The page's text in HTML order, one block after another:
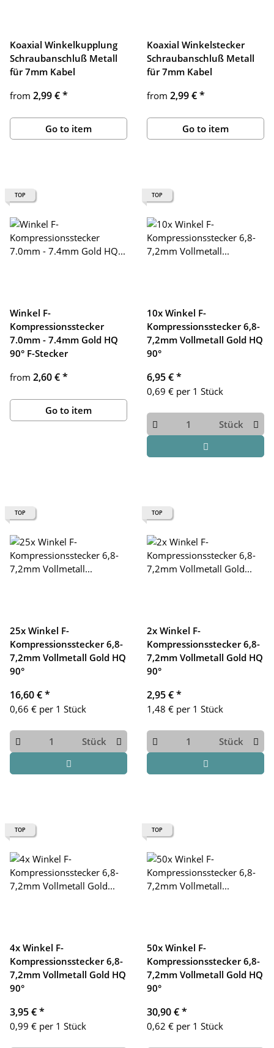
Koaxial Winkelkupplung
Schraubanschluß Metall
für 7mm Kabel
from 2,99 €*
Go to item
Koaxial Winkelstecker
Schraubanschluß Metall
für 7mm Kabel
from 2,99 €*
Go to item
TOP
Winkel F-
Kompressionsstecker
7.0mm - 7.4mm Gold HQ
90° F-Stecker
from 2,60 €*
Go to item
TOP
10x Winkel F-
Kompressionsstecker 6,8-
7,2mm Vollmetall Gold HQ
90°
6,95 €*
0,69 € per 1 Stück
Stück
TOP
25x Winkel F-
Kompressionsstecker 6,8-
7,2mm Vollmetall Gold HQ
90°
16,60 €*
0,66 € per 1 Stück
Stück
TOP
2x Winkel F-
Kompressionsstecker 6,8-
7,2mm Vollmetall Gold HQ
90°
2,95 €*
1,48 € per 1 Stück
Stück
TOP
4x Winkel F-
Kompressionsstecker 6,8-
7,2mm Vollmetall Gold HQ
90°
3,95 €*
0,99 € per 1 Stück
TOP
50x Winkel F-
Kompressionsstecker 6,8-
7,2mm Vollmetall Gold HQ
90°
30,90 €*
0,62 € per 1 Stück